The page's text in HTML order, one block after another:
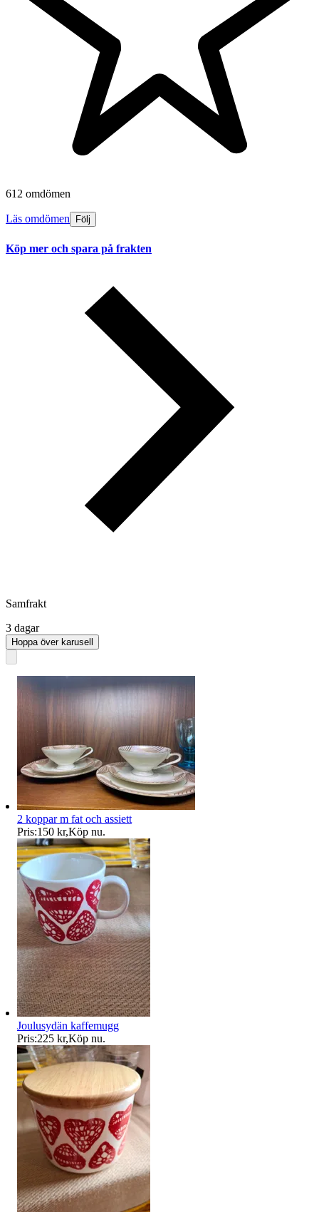
612 omdömen
Läs omdömen Följ
Köp mer och spara på frakten
Samfrakt
3 dagar
Hoppa över karusell
2 koppar m fat och assiett
Pris:150 kr,Köp nu.
Joulusydän kaffemugg
Pris:225 kr,Köp nu.